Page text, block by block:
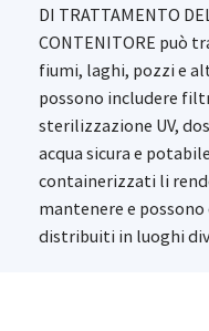
DI TRATTAMENTO
CONTENITORE può
fiumi, laghi, pozzi e
possono includere
sterilizzazione UV,
acqua sicura e
containerizzati li
mantenere e
distribuiti in luoghi